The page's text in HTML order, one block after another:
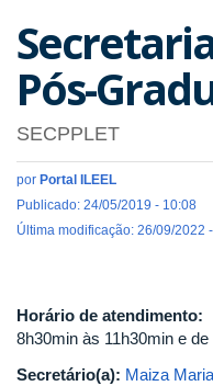
Pós-
SECPPLET
por Portal ILEEL
Publicado: 24/05/2019 - 10:08
Última modificação: 26/09/2022
Horário de atendimento:
8h30min às 11h30min e
Secretário(a): Maiza